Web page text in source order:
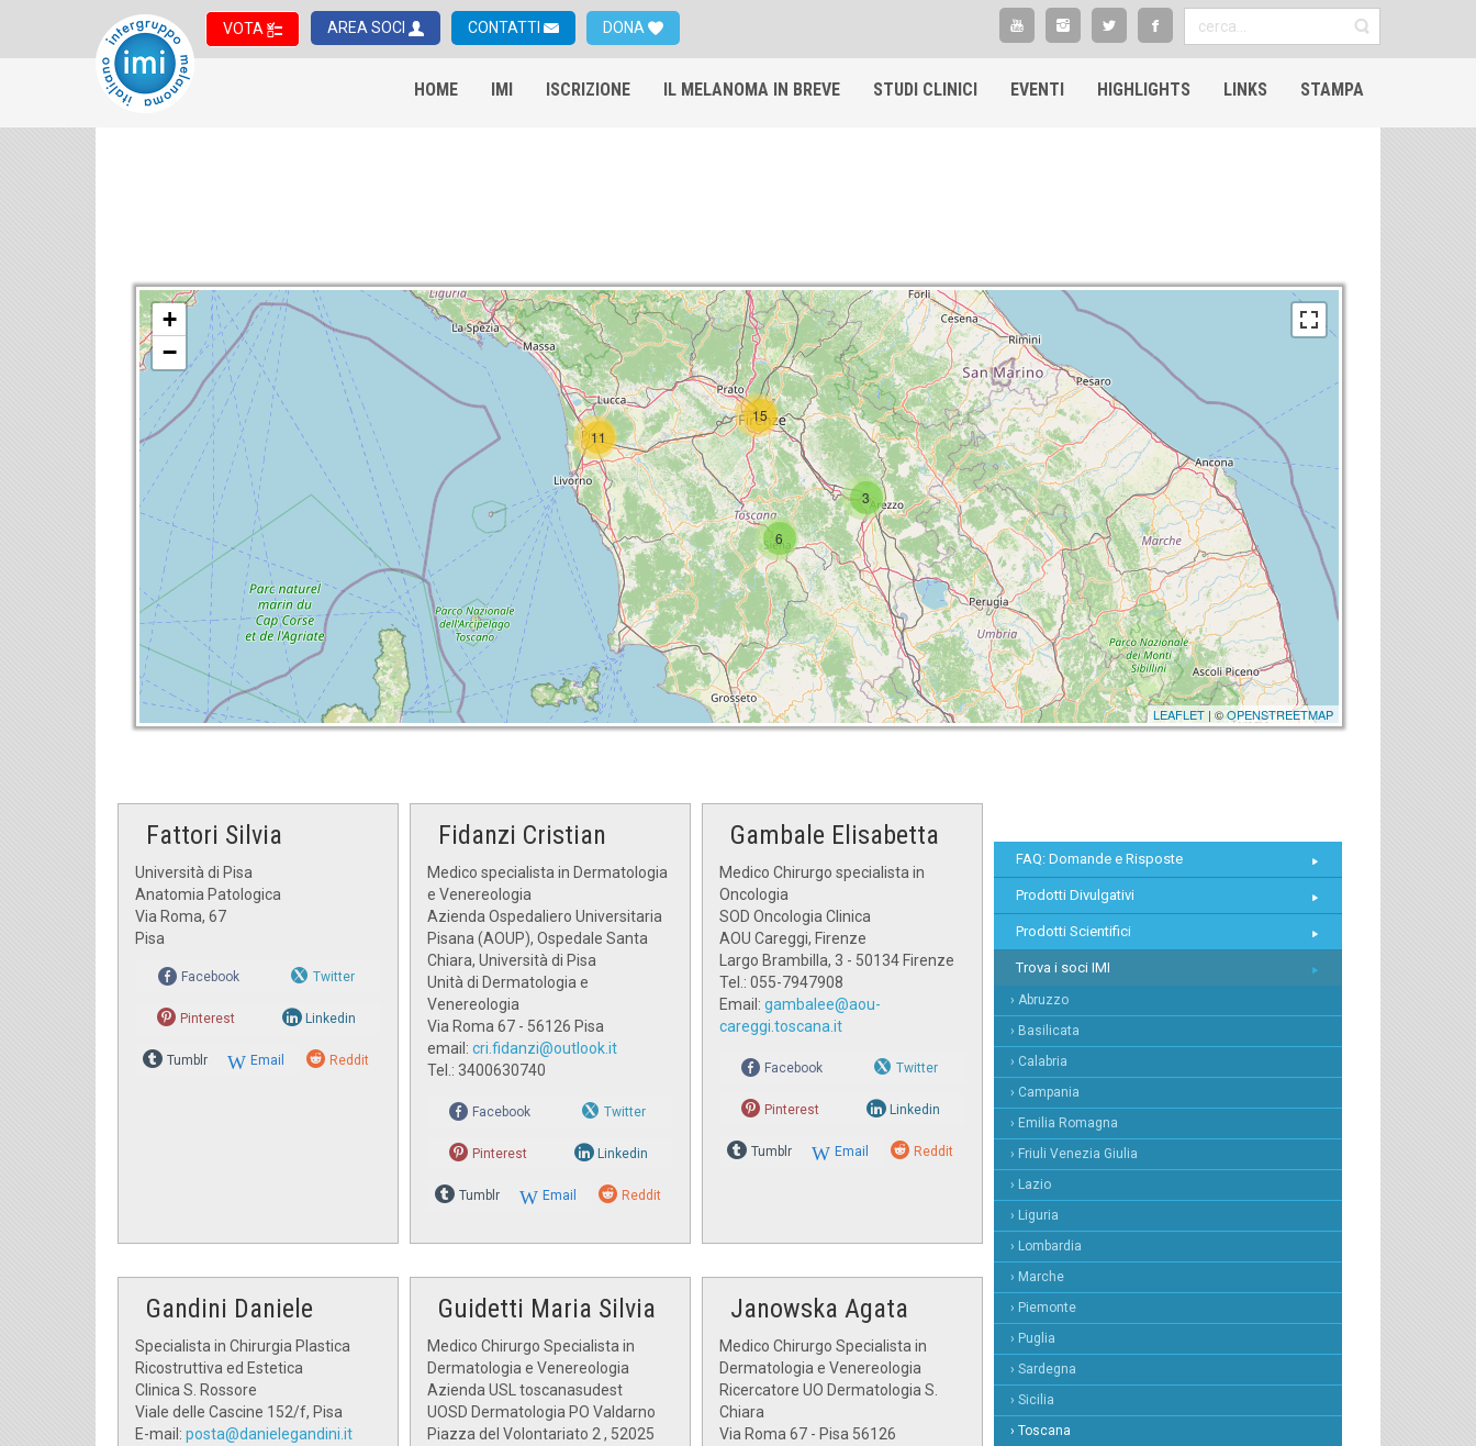
VOTA AREA SOCI CONTATTI DONA
HOME IMI ISCRIZIONE IL MELANOMA IN BREVE STUDI CLINICI EVENTI HIGHLIGHTS​ LINKS STAMPA
3
11
6
15
+
−
LEAFLET | ©OPENSTREETMAP
Fattori Silvia
Università di Pisa
Anatomia Patologica
Via Roma, 67
Pisa
Facebook Twitter
Pinterest Linkedin
Tumblr Email Reddit
Fidanzi Cristian
Medico specialista in Dermatologia
e Venereologia
Azienda Ospedaliero Universitaria
Pisana (AOUP), Ospedale Santa
Chiara, Università di Pisa
Unità di Dermatologia e
Venereologia
Via Roma 67 - 56126 Pisa
email: cri.fidanzi@outlook.it
Tel.: 3400630740
Facebook Twitter
Pinterest Linkedin
Tumblr Email Reddit
Gambale Elisabetta
Medico Chirurgo specialista in
Oncologia
SOD Oncologia Clinica
AOU Careggi, Firenze
Largo Brambilla, 3 - 50134 Firenze
Tel.: 055-7947908
Email: gambalee@aou-
careggi.toscana.it
Facebook Twitter
Pinterest Linkedin
Tumblr Email Reddit
Gandini Daniele
Specialista in Chirurgia Plastica
Ricostruttiva ed Estetica
Clinica S. Rossore
Viale delle Cascine 152/f, Pisa
E-mail: posta@danielegandini.it
Guidetti Maria Silvia
Medico Chirurgo Specialista in
Dermatologia e Venereologia
Azienda USL toscanasudest
UOSD Dermatologia PO Valdarno
Piazza del Volontariato 2 , 52025
Janowska Agata
Medico Chirurgo Specialista in
Dermatologia e Venereologia
Ricercatore UO Dermatologia S.
Chiara
Via Roma 67 - Pisa 56126
FAQ: Domande e Risposte
Prodotti Divulgativi
Prodotti Scientifici
Trova i soci IMI
› Abruzzo
› Basilicata
› Calabria
› Campania
› Emilia Romagna
› Friuli Venezia Giulia
› Lazio
› Liguria
› Lombardia
› Marche
› Piemonte
› Puglia
› Sardegna
› Sicilia
› Toscana